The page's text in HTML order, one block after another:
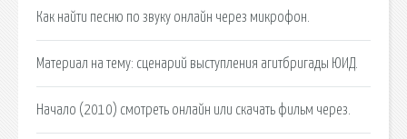
Как найти песню по звуку онлайн через микрофон.
Материал на тему: сценарий выступления агитбригады ЮИД.
Начало (2010) смотреть онлайн или скачать фильм через.